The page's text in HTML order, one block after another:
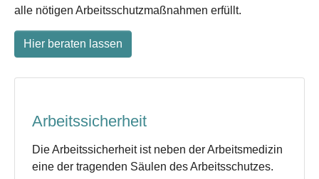
alle nötigen Arbeitsschutzmaßnahmen erfüllt.
Hier beraten lassen
Arbeitssicherheit
Die Arbeitssicherheit ist neben der Arbeitsmedizin
eine der tragenden Säulen des Arbeitsschutzes.